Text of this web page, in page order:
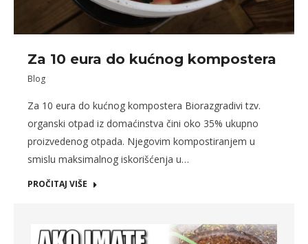
Za 10 eura do kućnog kompostera
Blog
Za 10 eura do kućnog kompostera Biorazgradivi tzv.
organski otpad iz domaćinstva čini oko 35% ukupno
proizvedenog otpada. Njegovim kompostiranjem u
smislu maksimalnog iskorišćenja u…
PROČITAJ VIŠE